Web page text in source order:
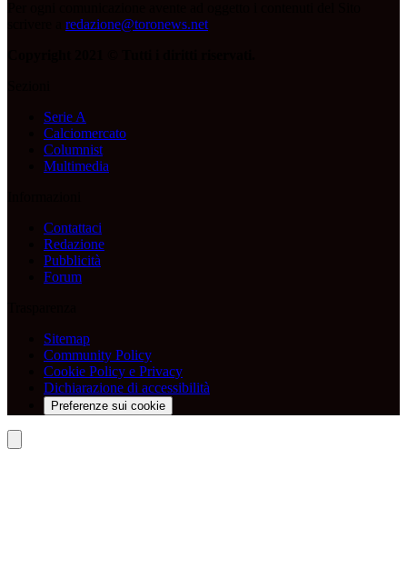
redazione@toronews.net
Serie A
Calciomercato
Columnist
Multimedia
Contattaci
Redazione
Pubblicità
Forum
Sitemap
Community Policy
Cookie Policy e Privacy
Dichiarazione di accessibilità
Preferenze sui cookie